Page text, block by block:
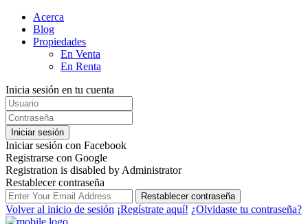
Acerca
Blog
Propiedades
En Venta
En Renta
Inicia sesión en tu cuenta
Iniciar sesión
Iniciar sesión con Facebook
Registrarse con Google
Registration is disabled by Administrator
Restablecer contraseña
Restablecer contraseña
Volver al inicio de sesión ¡Regístrate aquí! ¿Olvidaste tu contraseña?